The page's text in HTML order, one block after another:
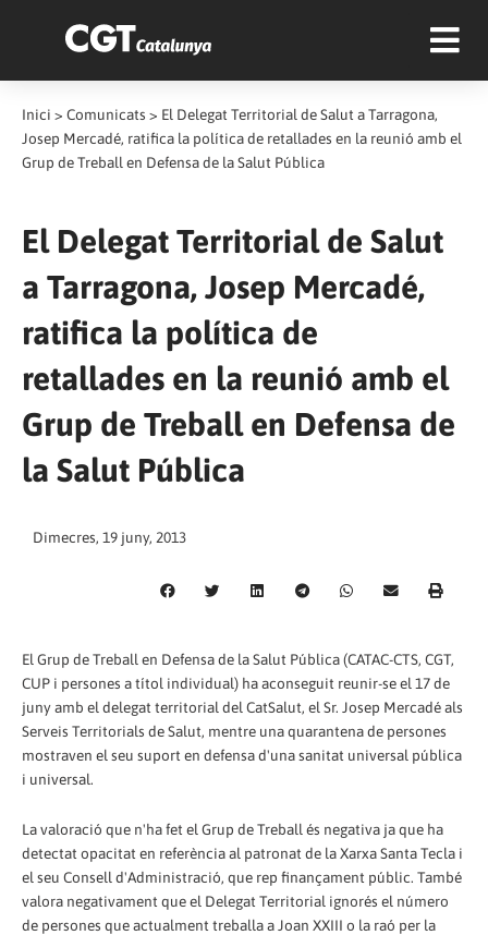
Inici > Comunicats > El Delegat Territorial de Salut a Tarragona,
Josep Mercadé, ratifica la política de retallades en la reunió amb el
Grup de Treball en Defensa de la Salut Pública
El Delegat Territorial de Salut
a Tarragona, Josep Mercadé,
ratifica la política de
retallades en la reunió amb el
Grup de Treball en Defensa de
la Salut Pública
Dimecres, 19 juny, 2013
El Grup de Treball en Defensa de la Salut Pública (CATAC-CTS, CGT,
CUP i persones a títol individual) ha aconseguit reunir-se el 17 de
juny amb el delegat territorial del CatSalut, el Sr. Josep Mercadé als
Serveis Territorials de Salut, mentre una quarantena de persones
mostraven el seu suport en defensa d'una sanitat universal pública
i universal.
La valoració que n'ha fet el Grup de Treball és negativa ja que ha
detectat opacitat en referència al patronat de la Xarxa Santa Tecla i
el seu Consell d'Administració, que rep finançament públic. També
valora negativament que el Delegat Territorial ignorés el número
de persones que actualment treballa a Joan XXIII o la raó per la